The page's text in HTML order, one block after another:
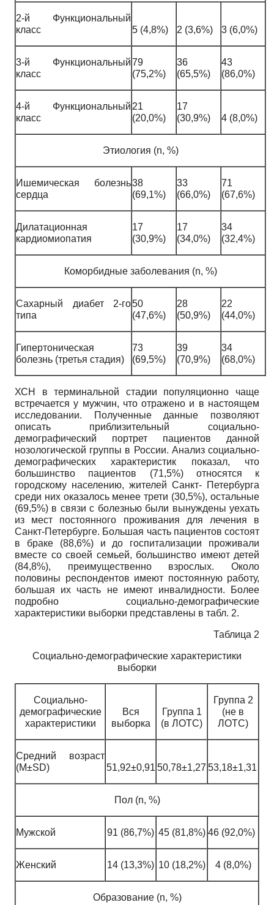
2-й Функциональный
класс
5 (4,8%) 2 (3,6%) 3 (6,0%)
3-й Функциональный
класс
79
(75,2%)
36
(65,5%)
43
(86,0%)
4-й Функциональный
класс
21
(20,0%)
17
(30,9%)
4 (8,0%)
Этиология (n, %)
Ишемическая болезнь
сердца
38
(69,1%)
33
(66,0%)
71
(67,6%)
Дилатационная
кардиомиопатия
17
(30,9%)
17
(34,0%)
34
(32,4%)
Коморбидные заболевания (n, %)
Сахарный диабет 2-го
типа
50
(47,6%)
28
(50,9%)
22
(44,0%)
Гипертоническая
болезнь (третья стадия)
73
(69,5%)
39
(70,9%)
34
(68,0%)
ХСН в терминальной стадии популяционно чаще
встречается у мужчин, что отражено и в настоящем
исследовании. Полученные данные позволяют
описать приблизительный социально-
демографический портрет пациентов данной
нозологической группы в России. Анализ социально-
демографических характеристик показал, что
большинство пациентов (71,5%) относятся к
городскому населению, жителей Санкт- Петербурга
среди них оказалось менее трети (30,5%), остальные
(69,5%) в связи с болезнью были вынуждены уехать
из мест постоянного проживания для лечения в
Санкт-Петербурге. Большая часть пациентов состоят
в браке (88,6%) и до госпитализации проживали
вместе со своей семьей, большинство имеют детей
(84,8%), преимущественно взрослых. Около
половины респондентов имеют постоянную работу,
большая их часть не имеют инвалидности. Более
подробно социально-демографические
характеристики выборки представлены в табл. 2.
Таблица 2
Социально-демографические характеристики
выборки
Социально-
демографические
характеристики
Вся
выборка
Группа 1
(в ЛОТС)
Группа 2
(не в
ЛОТС)
Средний возраст
(M±SD)
51,92±0,91 50,78±1,27 53,18±1,31
Пол (n, %)
Мужской 91 (86,7%) 45 (81,8%) 46 (92,0%)
Женский 14 (13,3%) 10 (18,2%) 4 (8,0%)
Образование (n, %)